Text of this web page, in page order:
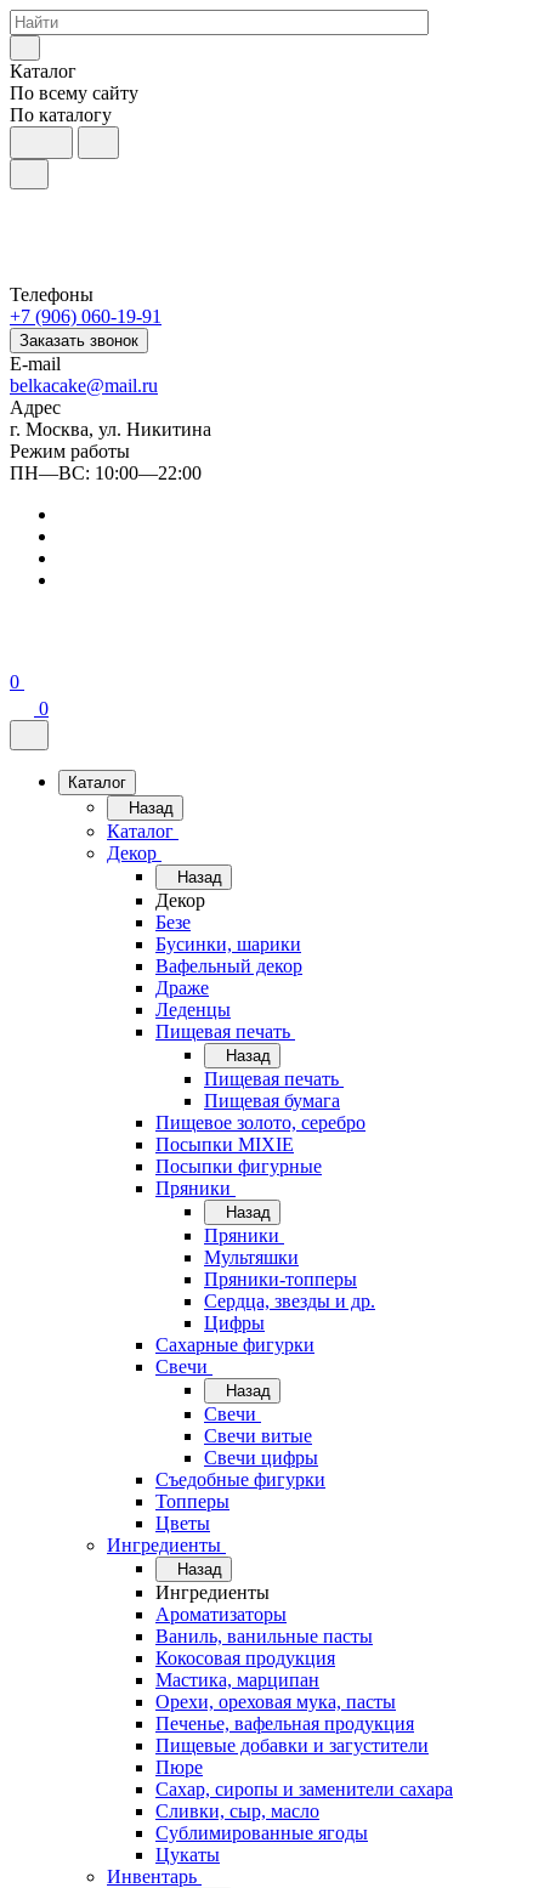
Каталог
По всему сайту
По каталогу
Телефоны
+7 (906) 060-19-91
Заказать звонок
E-mail
belkacake@mail.ru
Адрес
г. Москва, ул. Никитина
Режим работы
ПН—ВС: 10:00—22:00
0
0
Каталог
Назад
Каталог
Декор
Назад
Декор
Безе
Бусинки, шарики
Вафельный декор
Драже
Леденцы
Пищевая печать
Назад
Пищевая печать
Пищевая бумага
Пищевое золото, серебро
Посыпки MIXIE
Посыпки фигурные
Пряники
Назад
Пряники
Мультяшки
Пряники-топперы
Сердца, звезды и др.
Цифры
Сахарные фигурки
Свечи
Назад
Свечи
Свечи витые
Свечи цифры
Съедобные фигурки
Топперы
Цветы
Ингредиенты
Назад
Ингредиенты
Ароматизаторы
Ваниль, ванильные пасты
Кокосовая продукция
Мастика, марципан
Орехи, ореховая мука, пасты
Печенье, вафельная продукция
Пищевые добавки и загустители
Пюре
Сахар, сиропы и заменители сахара
Сливки, сыр, масло
Сублимированные ягоды
Цукаты
Инвентарь